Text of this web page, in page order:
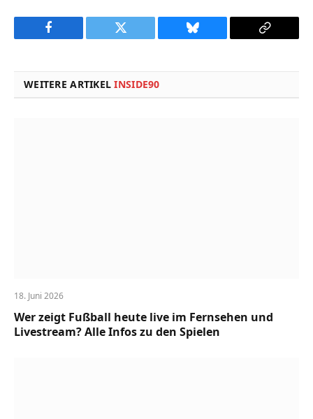
Facebook Twitter Bluesky
Copy
WEITERE ARTIKELINSIDE90
18. Juni 2026
Wer zeigt Fußball heute live im Fernsehen und
Livestream? Alle Infos zu den Spielen